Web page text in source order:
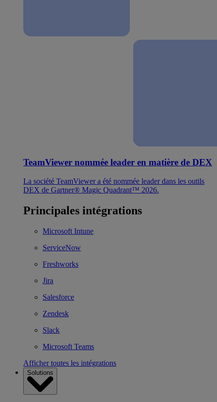
TeamViewer nommée leader en matière de DEX
La société TeamViewer a été nommée leader dans les outils
DEX de Gartner® Magic Quadrant™ 2026.
Principales intégrations
Microsoft Intune
ServiceNow
Freshworks
Jira
Salesforce
Zendesk
Slack
Microsoft Teams
Afficher toutes les intégrations
Solutions